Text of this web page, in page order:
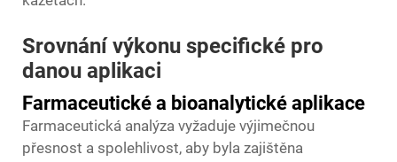
Srovnání výkonu specifické pro
danou aplikaci
Farmaceutické a bioanalytické aplikace
Farmaceutická analýza vyžaduje výjimečnou
přesnost a spolehlivost, aby byla zajištěna